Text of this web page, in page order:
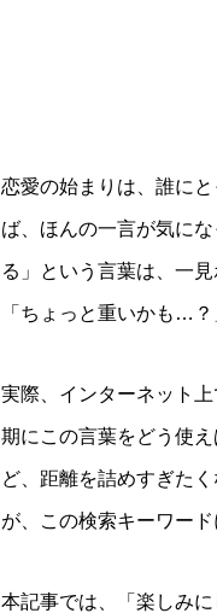
恋愛の始まりは、誰に
ば、ほんの一言が気に
る」という言葉は、一
「ちょっと重いかも…
実際、インターネット
期にこの言葉をどう使
ど、距離を詰めすぎた
が、この検索キーワード
本記事では、「楽しみ